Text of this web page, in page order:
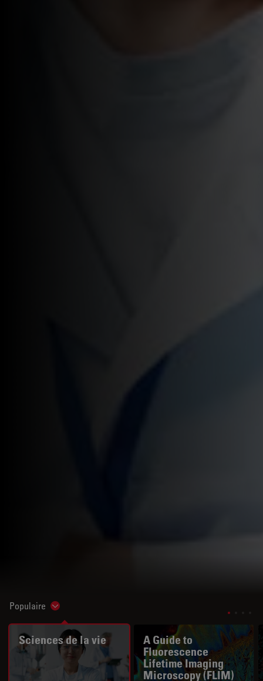
Populaire Show subnavigation
Sciences de la vie
A Guide to
Fluorescence
Lifetime Imaging
Microscopy (FLIM)